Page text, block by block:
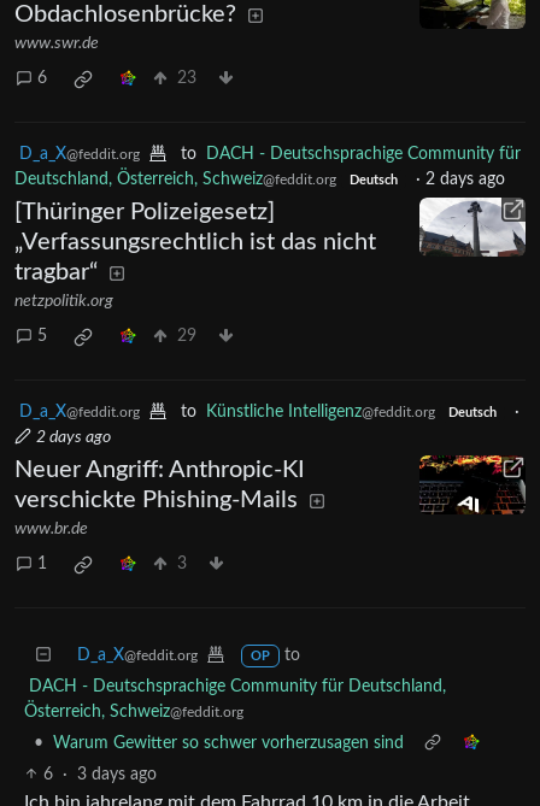
Obdachlosenbrücke?
www.swr.de
6 23
D_a_X@feddit.org to
DACH - Deutschsprachige Community für
Deutschland, Österreich, Schweiz@feddit.org Deutsch · 2 days ago
[Thüringer Polizeigesetz]
„Verfassungsrechtlich ist das nicht
tragbar“
netzpolitik.org
5 29
D_a_X@feddit.org to Künstliche Intelligenz@feddit.org Deutsch
·
2 days ago
Neuer Angriff: Anthropic-KI
verschickte Phishing-Mails
www.br.de
1 3
D_a_X@feddit.org OP
to
DACH - Deutschsprachige Community für Deutschland,
Österreich, Schweiz@feddit.org
•
Warum Gewitter so schwer vorherzusagen sind
6
· 3 days ago
Ich bin jahrelang mit dem Fahrrad 10 km in die Arbeit